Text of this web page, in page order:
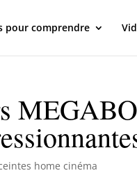
pour comprendre
home cinéma